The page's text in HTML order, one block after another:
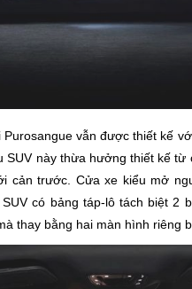
Purosangue vẫn được thiết kế
này thừa hưởng thiết kế từ
cản trước. Cửa xe kiểu mở
có bảng táp-lô tách biệt 2
thay bằng hai màn hình riêng